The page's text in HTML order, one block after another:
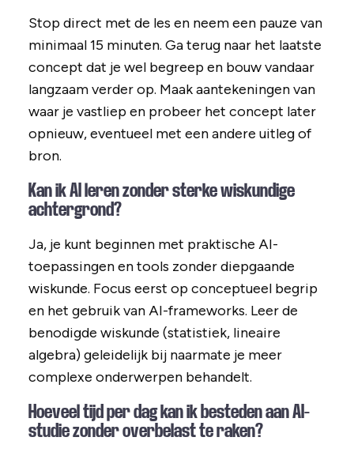
Stop direct met de les en neem een pauze van
minimaal 15 minuten. Ga terug naar het laatste
concept dat je wel begreep en bouw vandaar
langzaam verder op. Maak aantekeningen van
waar je vastliep en probeer het concept later
opnieuw, eventueel met een andere uitleg of
bron.
Kan ik AI leren zonder sterke wiskundige
achtergrond?
Ja, je kunt beginnen met praktische AI-
toepassingen en tools zonder diepgaande
wiskunde. Focus eerst op conceptueel begrip
en het gebruik van AI-frameworks. Leer de
benodigde wiskunde (statistiek, lineaire
algebra) geleidelijk bij naarmate je meer
complexe onderwerpen behandelt.
Hoeveel tijd per dag kan ik besteden aan AI-
studie zonder overbelast te raken?